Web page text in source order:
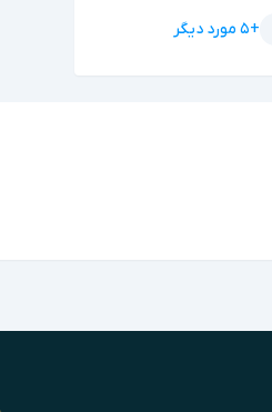
+۵ مورد دیگر